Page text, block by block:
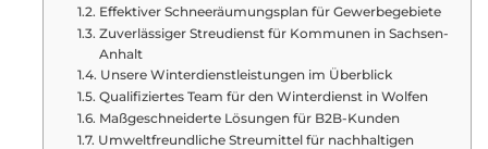
Effektiver Schneeräumungsplan für Gewerbegebiete
Zuverlässiger Streudienst für Kommunen in Sachsen-
Anhalt
Unsere Winterdienstleistungen im Überblick
Qualifiziertes Team für den Winterdienst in Wolfen
Maßgeschneiderte Lösungen für B2B-Kunden
Umweltfreundliche Streumittel für nachhaltigen